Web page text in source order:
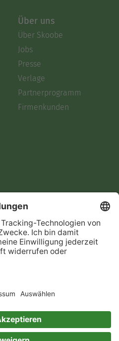
Über uns
Über Skoobe
Jobs
Presse
Verlage
Partnerprogramm
Firmenkunden
gutes Buch